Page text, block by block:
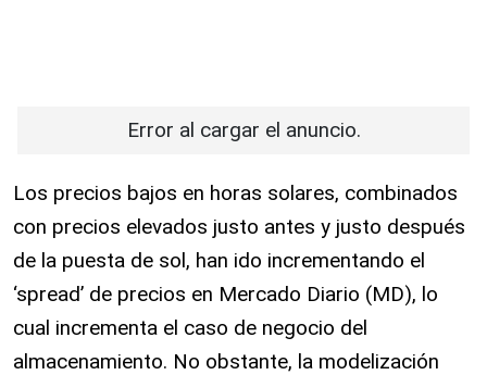
Error al cargar el anuncio.
Los precios bajos en horas solares, combinados
con precios elevados justo antes y justo después
de la puesta de sol, han ido incrementando el
‘spread’ de precios en Mercado Diario (MD), lo
cual incrementa el caso de negocio del
almacenamiento. No obstante, la modelización